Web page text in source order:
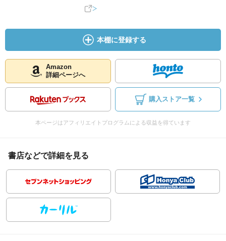
本棚に登録する
Amazon
詳細ページへ
購入ストア一覧
本ページはアフィリエイトプログラムによる収益を得ています
書店などで詳細を見る